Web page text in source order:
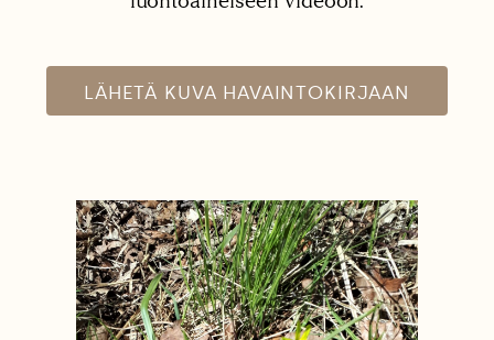
LÄHETÄ KUVA HAVAINTOKIRJAAN